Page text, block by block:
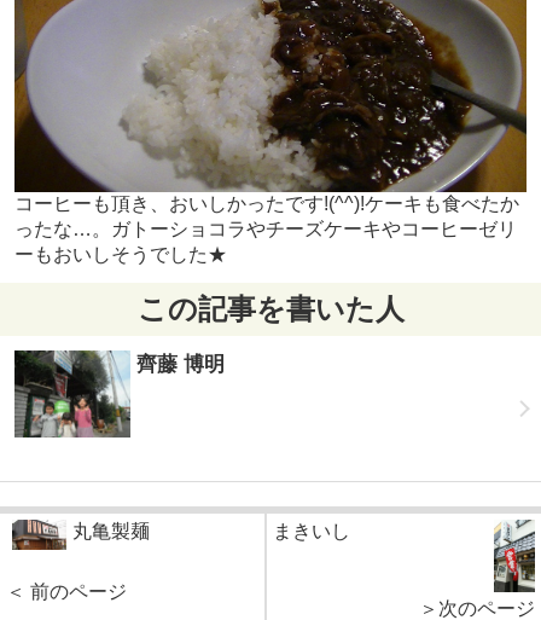
コーヒーも頂き、おいしかったです!(^^)!ケーキも食べたか
ったな…。ガトーショコラやチーズケーキやコーヒーゼリ
ーもおいしそうでした★
この記事を書いた人
齊藤 博明
丸亀製麺
＜ 前のページ
まきいし
＞次のページ